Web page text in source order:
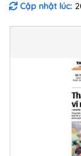
Cập nhật lúc: